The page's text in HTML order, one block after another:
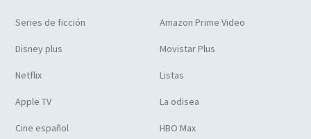
Series de ficción Amazon Prime Video
Disney plus Movistar Plus
Netflix Listas
Apple TV La odisea
Cine español HBO Max